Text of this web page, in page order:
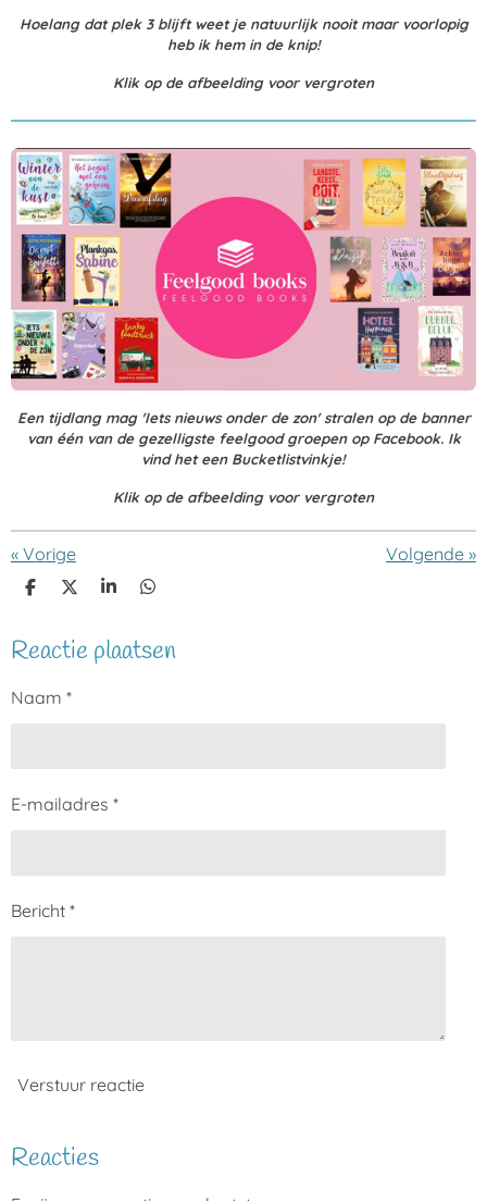
Hoelang dat plek 3 blijft weet je natuurlijk nooit maar voorlopig
heb ik hem in de knip!
Klik op de afbeelding voor vergroten
Een tijdlang mag 'Iets nieuws onder de zon' stralen op de banner
van één van de gezelligste feelgood groepen op Facebook. Ik
vind het een Bucketlistvinkje!
Klik op de afbeelding voor vergroten
« Vorige Volgende »
D
e
n
D
l
S
r
e
D
e
n
Reactie plaatsen
Naam *
E-mailadres *
Bericht *
Verstuur reactie
Reacties